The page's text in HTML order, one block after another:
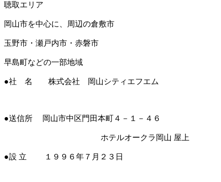
聴取エリア
岡山市を中心に、周辺の倉敷市
玉野市・瀬戸内市・赤磐市
早島町などの一部地域
●社 名 株式会社 岡山シティエフエム
●送信所 岡山市中区門田本町４－１－４６
ホテルオークラ岡山 屋上
●設 立 １９９６年７月２３日